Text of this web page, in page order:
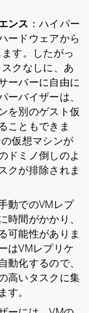
ンス ：ハイパー
ードウェアから
す。したがっ
クなしに、あ
ーバーに自由に
ーバイザーは、
を別のゲスト仮
こともできま
仮想マシンが
ドミノ倒しのよ
クが排除されま
動でのVMレプ
時間がかかり、
可能性がありま
はVMレプリケ
動化するので、
高いタスクに集
す。